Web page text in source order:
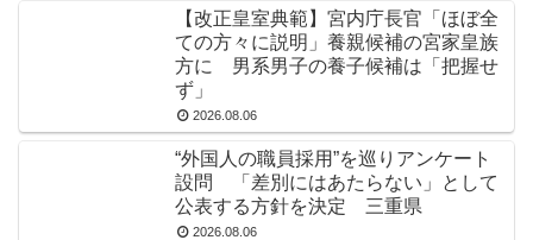
【改正皇室典範】宮内庁長官「ほぼ全
ての方々に説明」養親候補の宮家皇族
方に 男系男子の養子候補は「把握せ
ず」
2026.08.06
“外国人の職員採用”を巡りアンケート
設問 「差別にはあたらない」として
公表する方針を決定 三重県
2026.08.06